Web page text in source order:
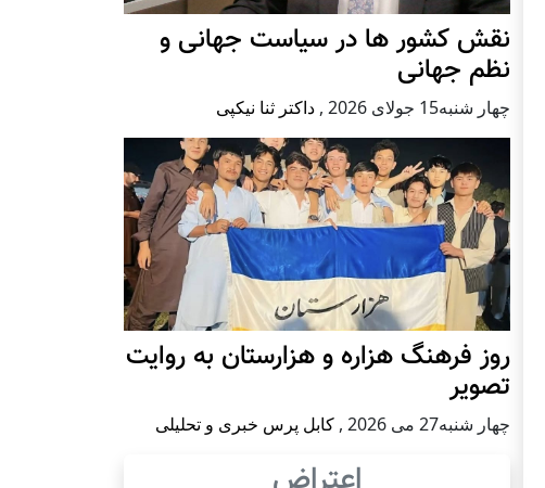
نقش کشور ها در سیاست جهانی و
نظم جهانی
چهار شنبه15 جولای 2026 , داکتر ثنا نیکپی
روز فرهنگ هزاره و هزارستان به روایت
تصویر
چهار شنبه27 می 2026 , کابل پرس خبری و تحلیلی